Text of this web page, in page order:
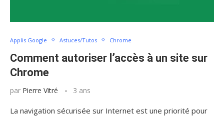
Applis Google Astuces/Tutos Chrome
Comment autoriser l’accès à un site sur
Chrome
par Pierre Vitré 3 ans
La navigation sécurisée sur Internet est une priorité pour